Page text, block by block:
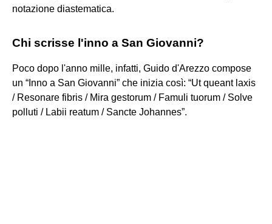
notazione diastematica.
Chi scrisse l'inno a San Giovanni?
Poco dopo l'anno mille, infatti, Guido d'Arezzo compose
un “Inno a San Giovanni” che inizia così: “Ut queant laxis
/ Resonare fibris / Mira gestorum / Famuli tuorum / Solve
polluti / Labii reatum / Sancte Johannes”.